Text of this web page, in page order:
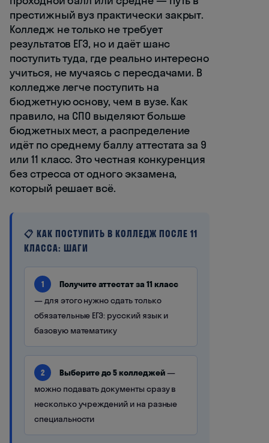
престижный вуз практически закрыт.
Колледж не только не требует
результатов ЕГЭ, но и даёт шанс
поступить туда, где реально интересно
учиться, не мучаясь с пересдачами. В
колледже легче поступить на
бюджетную основу, чем в вузе. Как
правило, на СПО выделяют больше
бюджетных мест, а распределение
идёт по среднему баллу аттестата за 9
или 11 класс. Это честная конкуренция
без стресса от одного экзамена,
который решает всё.
📋 КАК ПОСТУПИТЬ В КОЛЛЕДЖ ПОСЛЕ 11
КЛАССА: ШАГИ
1
Получите аттестат за 11 класс
— для этого нужно сдать только
обязательные ЕГЭ: русский язык и
базовую математику
2 Выберите до 5 колледжей—
можно подавать документы сразу в
несколько учреждений и на разные
специальности